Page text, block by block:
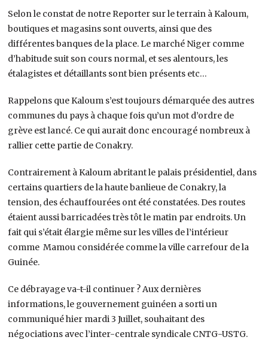
Selon le constat de notre Reporter sur le terrain à Kaloum,
boutiques et magasins sont ouverts, ainsi que des
différentes banques de la place. Le marché Niger comme
d’habitude suit son cours normal, et ses alentours, les
étalagistes et détaillants sont bien présents etc…
Rappelons que Kaloum s’est toujours démarquée des autres
communes du pays à chaque fois qu’un mot d’ordre de
grève est lancé. Ce qui aurait donc encouragé nombreux à
rallier cette partie de Conakry.
Contrairement à Kaloum abritant le palais présidentiel, dans
certains quartiers de la haute banlieue de Conakry, la
tension, des échauffourées ont été constatées. Des routes
étaient aussi barricadées très tôt le matin par endroits. Un
fait qui s’était élargie même sur les villes de l’intérieur
comme Mamou considérée comme la ville carrefour de la
Guinée.
Ce débrayage va-t-il continuer ? Aux dernières
informations, le gouvernement guinéen a sorti un
communiqué hier mardi 3 Juillet, souhaitant des
négociations avec l’inter-centrale syndicale CNTG-USTG.